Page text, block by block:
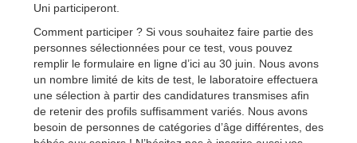
Uni participeront.
Comment participer ? Si vous souhaitez faire partie des
personnes sélectionnées pour ce test, vous pouvez
remplir le formulaire en ligne d’ici au 30 juin. Nous avons
un nombre limité de kits de test, le laboratoire effectuera
une sélection à partir des candidatures transmises afin
de retenir des profils suffisamment variés. Nous avons
besoin de personnes de catégories d’âge différentes, des